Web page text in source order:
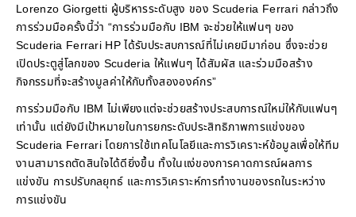
Lorenzo Giorgetti ผู้บริหารระดับสูง ของ Scuderia Ferrari กล่าวถึง
การร่วมมือครั้งนี้ว่า “การร่วมมือกับ IBM จะช่วยให้แฟนๆ ของ
Scuderia Ferrari HP ได้รับประสบการณ์ที่ไม่เคยมีมาก่อน ซึ่งจะช่วย
เปิดประตูสู่โลกของ Scuderia ให้แฟนๆ ได้สัมผัส และร่วมมือสร้าง
กิจกรรมที่จะสร้างมูลค่าให้กับทั้งสององค์กร”
การร่วมมือกับ IBM ไม่เพียงแต่จะช่วยสร้างประสบการณ์ใหม่ให้กับแฟนๆ
เท่านั้น แต่ยังมีเป้าหมายในการยกระดับประสิทธิภาพการแข่งของ
Scuderia Ferrari โดยการใช้เทคโนโลยีและการวิเคราะห์ข้อมูลเพื่อให้ทีม
งานสามารถตัดสินใจได้ดียิ่งขึ้น ทั้งในแง่ของการคาดการณ์ผลการ
แข่งขัน การปรับกลยุทธ์ และการวิเคราะห์การทำงานของรถในระหว่าง
การแข่งขัน